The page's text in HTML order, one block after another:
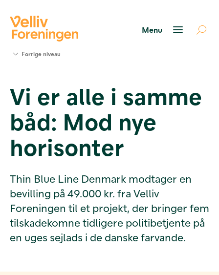
Værktøjer
og viden
Om Velliv
Foreningen
os
Forrige niveau
Vi er alle i samme
båd: Mod nye
horisonter
Thin Blue Line Denmark modtager en
bevilling på 49.000 kr. fra Velliv
Foreningen til et projekt, der bringer fem
tilskadekomne tidligere politibetjente på
en uges sejlads i de danske farvande.